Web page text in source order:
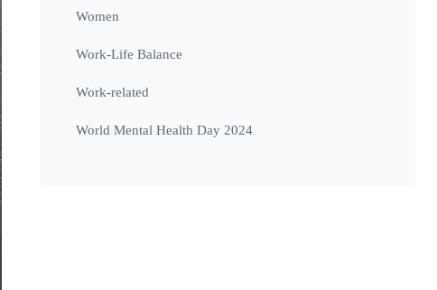
Women
Work-Life Balance
Work-related
World Mental Health Day 2024